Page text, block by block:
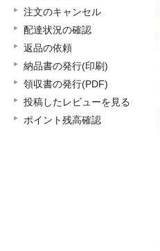
注文のキャンセル
配達状況の確認
返品の依頼
納品書の発行(印刷)
領収書の発行(PDF)
投稿したレビューを見る
ポイント残高確認